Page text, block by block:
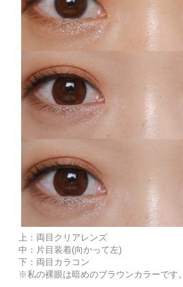
上：両目クリアレンズ
中：片目装着(向かって左)
下：両目カラコン
※私の裸眼は暗めのブラウンカラーです。